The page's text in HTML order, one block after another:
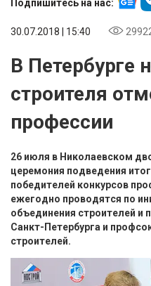
Подпишитесь на нас:
30.07.2018 | 15:40
В Петербурге
строителя
профессии
26 июля в Николаевском
церемония подведения
победителей конкурсов
ежегодно проводятся по
объединения строителей и
Санкт-Петербурга и
строителей.